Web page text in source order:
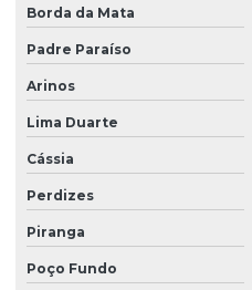
Hidrossemeadura à venda
Leiva de grama
Manutenção de áreas verde em sp
Orçamento de plantio de grama
Plantio de árvores nativas
Plantio de árvores nativas em sp
Borda da Mata
Padre Paraíso
Arinos
Lima Duarte
Cássia
Perdizes
Piranga
Poço Fundo